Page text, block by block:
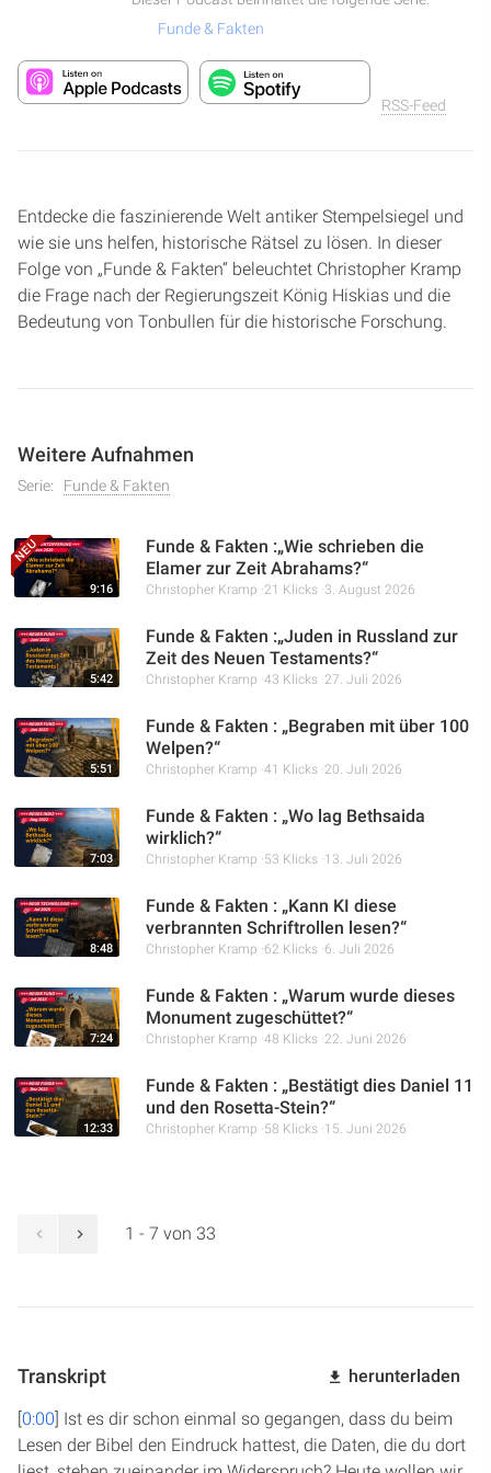
Funde & Fakten
RSS-Feed
Entdecke die faszinierende Welt antiker Stempelsiegel und
wie sie uns helfen, historische Rätsel zu lösen. In dieser
Folge von „Funde & Fakten“ beleuchtet Christopher Kramp
die Frage nach der Regierungszeit König Hiskias und die
Bedeutung von Tonbullen für die historische Forschung.
Weitere Aufnahmen
Serie: Funde & Fakten
9:16
Funde & Fakten :„Wie schrieben die
Elamer zur Zeit Abrahams?“
Christopher Kramp 21 Klicks 3. August 2026
5:42
Funde & Fakten :„Juden in Russland zur
Zeit des Neuen Testaments?“
Christopher Kramp 43 Klicks 27. Juli 2026
5:51
Funde & Fakten : „Begraben mit über 100
Welpen?“
Christopher Kramp 41 Klicks 20. Juli 2026
7:03
Funde & Fakten : „Wo lag Bethsaida
wirklich?“
Christopher Kramp 53 Klicks 13. Juli 2026
8:48
Funde & Fakten : „Kann KI diese
verbrannten Schriftrollen lesen?“
Christopher Kramp 62 Klicks 6. Juli 2026
7:24
Funde & Fakten : „Warum wurde dieses
Monument zugeschüttet?“
Christopher Kramp 48 Klicks 22. Juni 2026
12:33
Funde & Fakten : „Bestätigt dies Daniel 11
und den Rosetta-Stein?“
Christopher Kramp 58 Klicks 15. Juni 2026
1 - 7 von 33
Transkript herunterladen
[0:00] Ist es dir schon einmal so gegangen, dass du beim
Lesen der Bibel den Eindruck hattest, die Daten, die du dort